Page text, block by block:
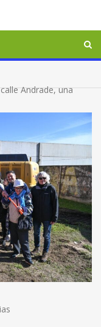
Andrade, una